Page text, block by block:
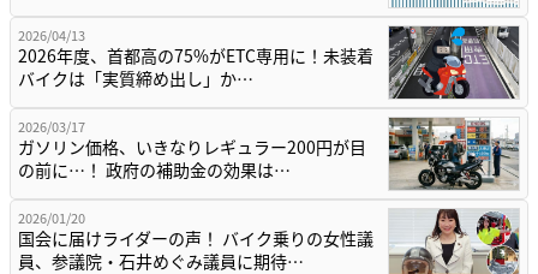
2026/04/13
2026年度、首都高の75%がETC専用に！未装着
バイクは「実質締め出し」か…
2026/03/17
ガソリン価格、いきなりレギュラー200円が目
の前に…！ 政府の補助金の効果は…
2026/01/20
国会に届けライダーの声！ バイク乗りの女性議
員、参議院・石井めぐみ議員に期待…